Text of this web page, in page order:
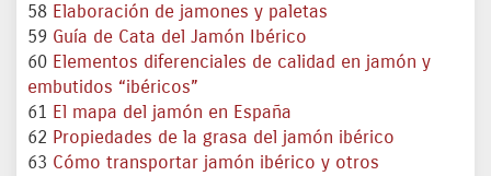
58 Elaboración de jamones y paletas
59 Guía de Cata del Jamón Ibérico
60 Elementos diferenciales de calidad en jamón y
embutidos “ibéricos”
61 El mapa del jamón en España
62 Propiedades de la grasa del jamón ibérico
63 Cómo transportar jamón ibérico y otros